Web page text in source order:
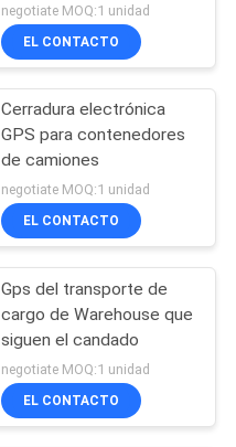
negotiate MOQ:1 unidad
EL CONTACTO
Cerradura electrónica
GPS para contenedores
de camiones
negotiate MOQ:1 unidad
EL CONTACTO
Gps del transporte de
cargo de Warehouse que
siguen el candado
negotiate MOQ:1 unidad
EL CONTACTO